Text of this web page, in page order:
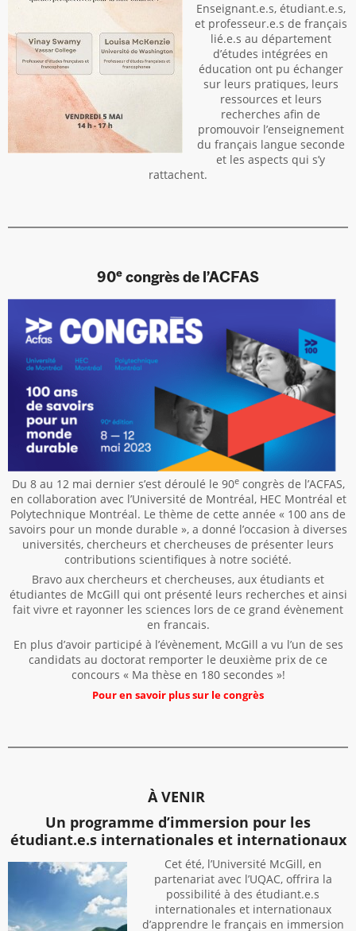
Enseignant.e.s, étudiant.e.s,
et professeur.e.s de français
lié.e.s au département
d’études intégrées en
éducation ont pu échanger
sur leurs pratiques, leurs
ressources et leurs
recherches afin de
promouvoir l’enseignement
du français langue seconde
et les aspects qui s’y
rattachent.
90e congrès de l’ACFAS
Du 8 au 12 mai dernier s’est déroulé le 90econgrès de l’ACFAS,
en collaboration avec l’Université de Montréal, HEC Montréal et
Polytechnique Montréal. Le thème de cette année « 100 ans de
savoirs pour un monde durable », a donné l’occasion à diverses
universités, chercheurs et chercheuses de présenter leurs
contributions scientifiques à notre société.
Bravo aux chercheurs et chercheuses, aux étudiants et
étudiantes de McGill qui ont présenté leurs recherches et ainsi
fait vivre et rayonner les sciences lors de ce grand évènement
en francais.
En plus d’avoir participé à l’évènement, McGill a vu l’un de ses
candidats au doctorat remporter le deuxième prix de ce
concours « Ma thèse en 180 secondes »!
Pour en savoir plus sur le congrès
À VENIR
Un programme d’immersion pour les
étudiant.e.s internationales et internationaux
Cet été, l’Université McGill, en
partenariat avec l’UQAC, offrira la
possibilité à des étudiant.e.s
internationales et internationaux
d’apprendre le français en immersion